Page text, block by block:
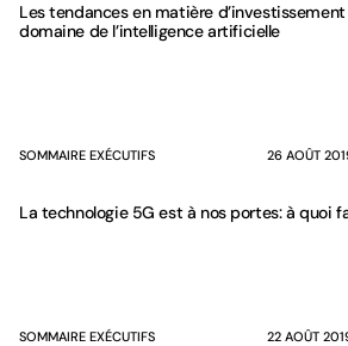
Les tendances en matière
domaine de l’intelligence artificielle
SOMMAIRE EXÉCUTIFS 26 AOÛT
La technologie 5G est à nos portes: à quoi
SOMMAIRE EXÉCUTIFS 22 AOÛT